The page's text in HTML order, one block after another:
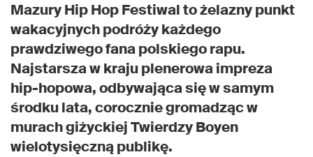
Mazury Hip Hop Festiwal to żelazny punkt
wakacyjnych podróży każdego
prawdziwego fana polskiego rapu.
Najstarsza w kraju plenerowa impreza
hip-hopowa, odbywająca się w samym
środku lata, corocznie gromadząc w
murach giżyckiej Twierdzy Boyen
wielotysięczną publikę.